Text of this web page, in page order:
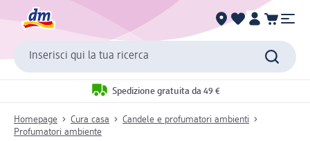
Inserisci qui la tua ricerca
Spedizione gratuita da 49 €
Homepage Cura casa
Candele e profumatori ambienti
Profumatori ambiente